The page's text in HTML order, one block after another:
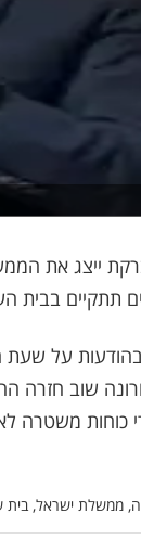
ייצג את
תתקיים בבית
כוחות
ממשלת ישראל, בית